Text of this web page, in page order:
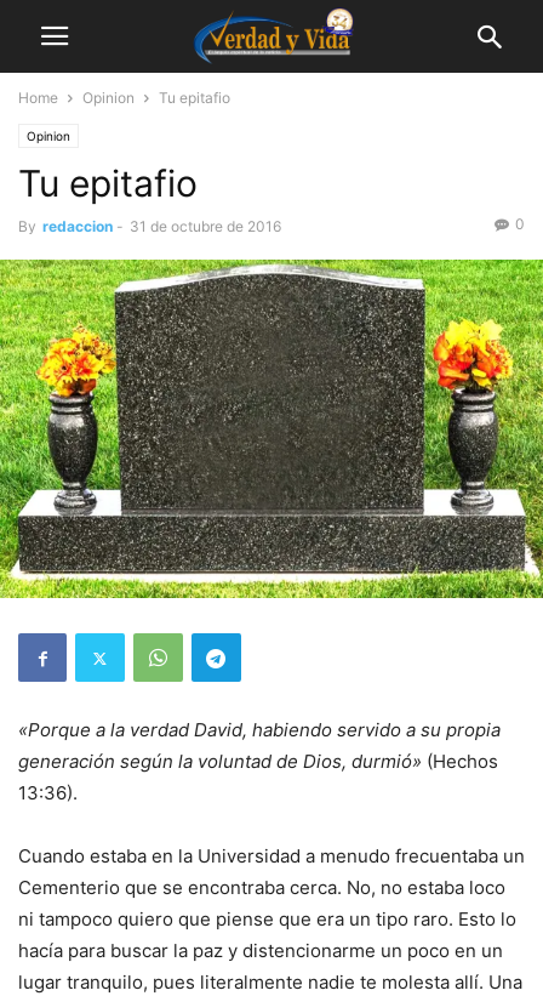
Home Opinion Tu epitafio
Opinion
Tu epitafio
By redaccion - 31 de octubre de 2016 0
«Porque a la verdad David, habiendo servido a su propia
generación según la voluntad de Dios, durmió» (Hechos
13:36).
Cuando estaba en la Universidad a menudo frecuentaba un
Cementerio que se encontraba cerca. No, no estaba loco
ni tampoco quiero que piense que era un tipo raro. Esto lo
hacía para buscar la paz y distencionarme un poco en un
lugar tranquilo, pues literalmente nadie te molesta allí. Una